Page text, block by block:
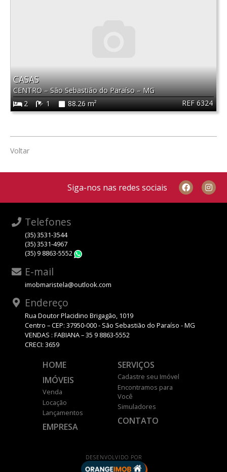
REF 6324
CASAS
CENTRO–São Sebastião do Paraíso–MG
2
1 88.26 m²
Voltar
Siga-nos nas redes sociais
Telefones
(35) 3531-3544
(35) 3531-4967
(35) 9 8863-5552
E-mail
imobmaristela@outlook.com
Endereço
Rua Doutor Placidino Brigagão, 1019
Centro – CEP: 37950-000 - São Sebastião do Paraíso - MG
VENDAS : FABIANA – 35 9 8863-5552
CRECI: 3659
HOME
IMÓVEIS
Venda
Locação
Lançamentos
EMPRESA
SERVIÇOS
Cadastre seu Imóvel
Encontramos para
Você
Simuladores
CONTATO
DESENVOLVIDO POR